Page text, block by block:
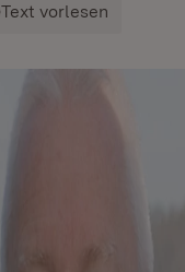
Text vorlesen